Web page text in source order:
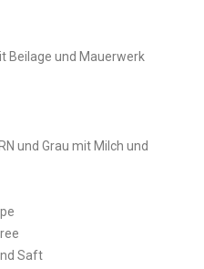
Beilage und Mauerwerk
und Grau mit Milch und
Saft